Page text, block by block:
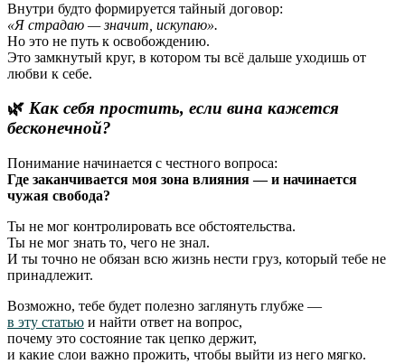
Внутри будто формируется тайный договор:
«Я страдаю — значит, искупаю».
Но это не путь к освобождению.
Это замкнутый круг, в котором ты всё дальше уходишь от
любви к себе.
🌿 Как себя простить, если вина кажется
бесконечной?
Понимание начинается с честного вопроса:
Где заканчивается моя зона влияния — и начинается
чужая свобода?
Ты не мог контролировать все обстоятельства.
Ты не мог знать то, чего не знал.
И ты точно не обязан всю жизнь нести груз, который тебе не
принадлежит.
Возможно, тебе будет полезно заглянуть глубже —
в эту статью и найти ответ на вопрос,
почему это состояние так цепко держит,
и какие слои важно прожить, чтобы выйти из него мягко.